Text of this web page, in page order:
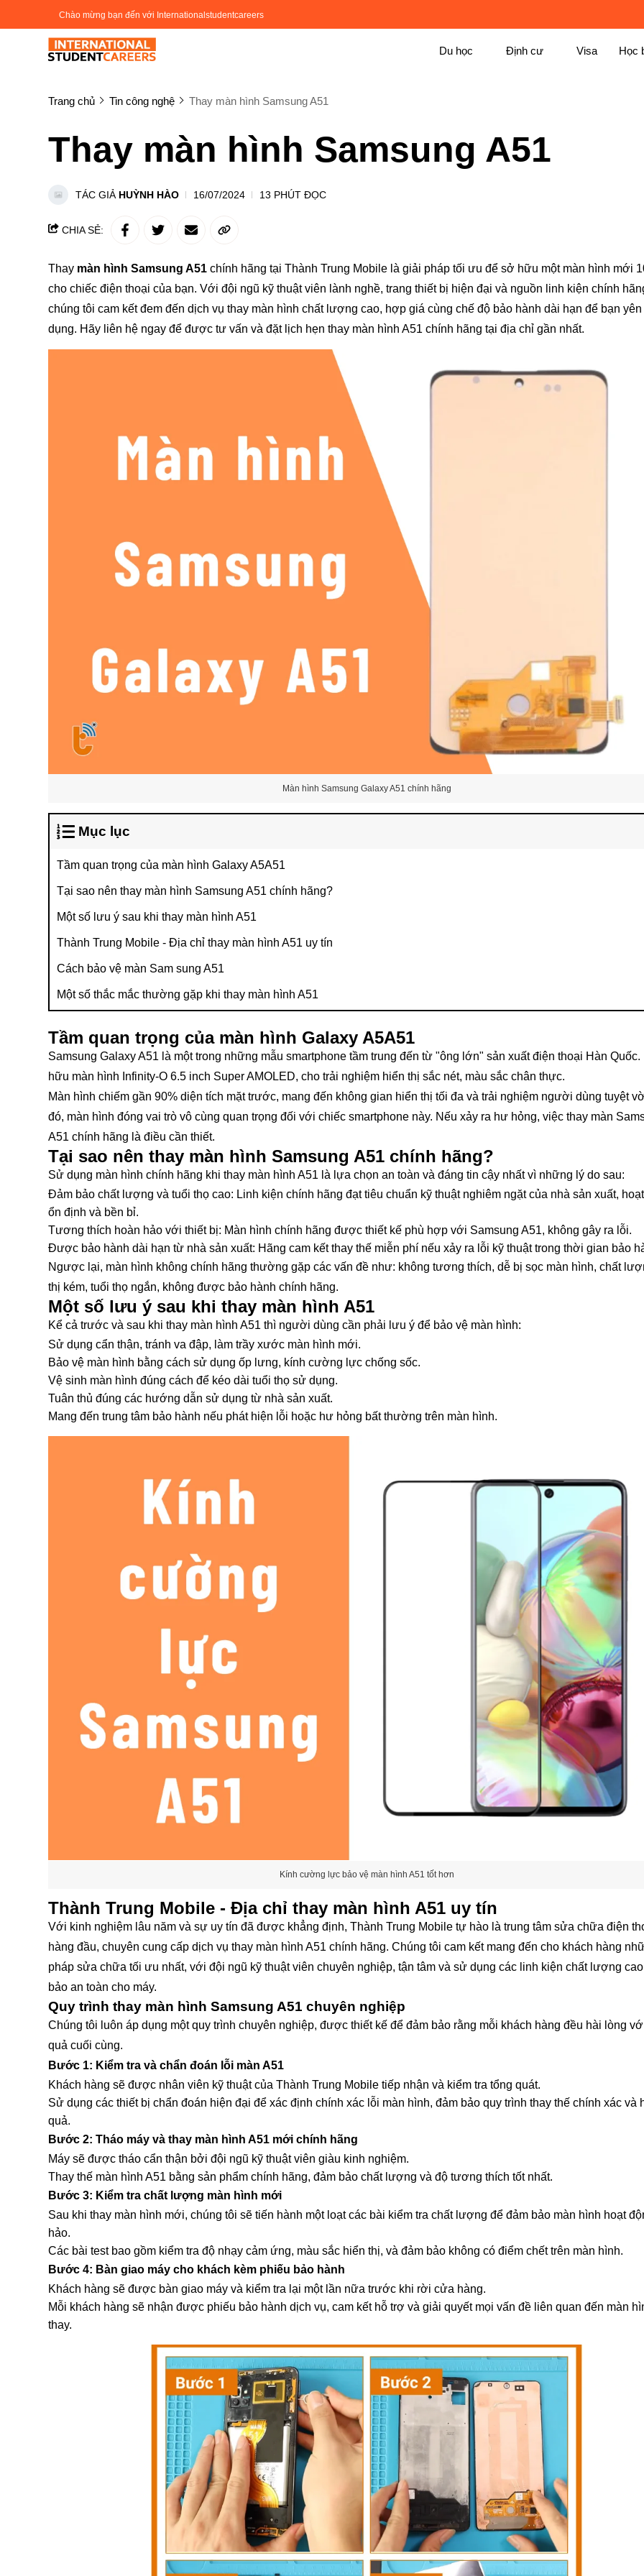
Chào mừng bạn đến với Internationalstudentcareers
Du học Định cư Visa Học
Trang chủ Tin công nghệ Thay màn hình Samsung A51
Thay màn hình Samsung A51
TÁC GIẢ HUỲNH HÀO 16/07/2024 13 PHÚT ĐỌC
CHIA SẺ:
Thay màn hình Samsung A51 chính hãng tại Thành Trung Mobile là giải pháp tối ưu để sở hữu một màn hình mới
cho chiếc điện thoại của bạn. Với đội ngũ kỹ thuật viên lành nghề, trang thiết bị hiện đại và nguồn linh kiện chính
chúng tôi cam kết đem đến dịch vụ thay màn hình chất lượng cao, hợp giá cùng chế độ bảo hành dài hạn để bạn
dụng. Hãy liên hệ ngay để được tư vấn và đặt lịch hẹn thay màn hình A51 chính hãng tại địa chỉ gần nhất.
Màn hình Samsung Galaxy A51 chính hãng
Mục lục
Tầm quan trọng của màn hình Galaxy A5A51
Tại sao nên thay màn hình Samsung A51 chính hãng?
Một số lưu ý sau khi thay màn hình A51
Thành Trung Mobile - Địa chỉ thay màn hình A51 uy tín
Cách bảo vệ màn Sam sung A51
Một số thắc mắc thường gặp khi thay màn hình A51
Tầm quan trọng của màn hình Galaxy A5A51
Samsung Galaxy A51 là một trong những mẫu smartphone tầm trung đến từ "ông lớn" sản xuất điện thoại Hàn Quốc.
hữu màn hình Infinity-O 6.5 inch Super AMOLED, cho trải nghiệm hiển thị sắc nét, màu sắc chân thực.
Màn hình chiếm gần 90% diện tích mặt trước, mang đến không gian hiển thị tối đa và trải nghiệm người dùng tuyệt
đó, màn hình đóng vai trò vô cùng quan trọng đối với chiếc smartphone này. Nếu xảy ra hư hỏng, việc thay màn
A51 chính hãng là điều cần thiết.
Tại sao nên thay màn hình Samsung A51 chính hãng?
Sử dụng màn hình chính hãng khi thay màn hình A51 là lựa chọn an toàn và đáng tin cậy nhất vì những lý do sau:
Đảm bảo chất lượng và tuổi thọ cao: Linh kiện chính hãng đạt tiêu chuẩn kỹ thuật nghiêm ngặt của nhà sản xuất,
ổn định và bền bỉ.
Tương thích hoàn hảo với thiết bị: Màn hình chính hãng được thiết kế phù hợp với Samsung A51, không gây ra lỗi.
Được bảo hành dài hạn từ nhà sản xuất: Hãng cam kết thay thế miễn phí nếu xảy ra lỗi kỹ thuật trong thời gian bảo
Ngược lại, màn hình không chính hãng thường gặp các vấn đề như: không tương thích, dễ bị sọc màn hình, chất
thị kém, tuổi thọ ngắn, không được bảo hành chính hãng.
Một số lưu ý sau khi thay màn hình A51
Kể cả trước và sau khi thay màn hình A51 thì người dùng cần phải lưu ý để bảo vệ màn hình:
Sử dụng cẩn thận, tránh va đập, làm trầy xước màn hình mới.
Bảo vệ màn hình bằng cách sử dụng ốp lưng, kính cường lực chống sốc.
Vệ sinh màn hình đúng cách để kéo dài tuổi thọ sử dụng.
Tuân thủ đúng các hướng dẫn sử dụng từ nhà sản xuất.
Mang đến trung tâm bảo hành nếu phát hiện lỗi hoặc hư hỏng bất thường trên màn hình.
Kính cường lực bảo vệ màn hình A51 tốt hơn
Thành Trung Mobile - Địa chỉ thay màn hình A51 uy tín
Với kinh nghiệm lâu năm và sự uy tín đã được khẳng định, Thành Trung Mobile tự hào là trung tâm sửa chữa điện
hàng đầu, chuyên cung cấp dịch vụ thay màn hình A51 chính hãng. Chúng tôi cam kết mang đến cho khách hàng
pháp sửa chữa tối ưu nhất, với đội ngũ kỹ thuật viên chuyên nghiệp, tận tâm và sử dụng các linh kiện chất lượng
bảo an toàn cho máy.
Quy trình thay màn hình Samsung A51 chuyên nghiệp
Chúng tôi luôn áp dụng một quy trình chuyên nghiệp, được thiết kế để đảm bảo rằng mỗi khách hàng đều hài lòng
quả cuối cùng.
Bước 1: Kiểm tra và chẩn đoán lỗi màn A51
Khách hàng sẽ được nhân viên kỹ thuật của Thành Trung Mobile tiếp nhận và kiểm tra tổng quát.
Sử dụng các thiết bị chẩn đoán hiện đại để xác định chính xác lỗi màn hình, đảm bảo quy trình thay thế chính xác và
quả.
Bước 2: Tháo máy và thay màn hình A51 mới chính hãng
Máy sẽ được tháo cẩn thận bởi đội ngũ kỹ thuật viên giàu kinh nghiệm.
Thay thế màn hình A51 bằng sản phẩm chính hãng, đảm bảo chất lượng và độ tương thích tốt nhất.
Bước 3: Kiểm tra chất lượng màn hình mới
Sau khi thay màn hình mới, chúng tôi sẽ tiến hành một loạt các bài kiểm tra chất lượng để đảm bảo màn hình hoạt
hảo.
Các bài test bao gồm kiểm tra độ nhạy cảm ứng, màu sắc hiển thị, và đảm bảo không có điểm chết trên màn hình.
Bước 4: Bàn giao máy cho khách kèm phiếu bảo hành
Khách hàng sẽ được bàn giao máy và kiểm tra lại một lần nữa trước khi rời cửa hàng.
Mỗi khách hàng sẽ nhận được phiếu bảo hành dịch vụ, cam kết hỗ trợ và giải quyết mọi vấn đề liên quan đến màn
thay.